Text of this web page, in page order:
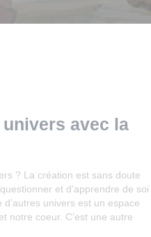
avec la
? La création est sans doute
et d’apprendre de soi
univers est un espace
notre coeur. C’est une autre